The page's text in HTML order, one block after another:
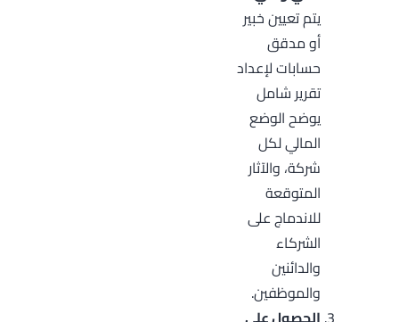
يتم تعيين خبير
أو مدقق
حسابات لإعداد
تقرير شامل
يوضح الوضع
المالي لكل
شركة، والآثار
المتوقعة
للاندماج على
الشركاء
والدائنين
والموظفين.